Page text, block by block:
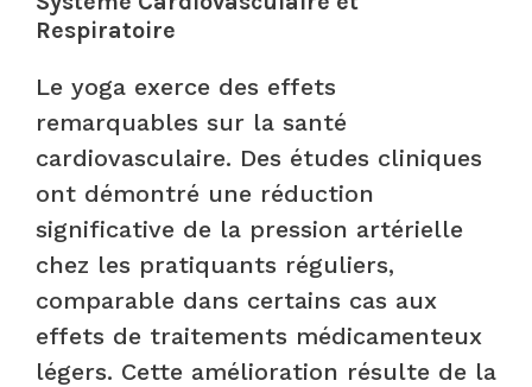
Respiratoire
Le yoga exerce des effets
remarquables sur la santé
cardiovasculaire. Des études cliniques
ont démontré une réduction
significative de la pression artérielle
chez les pratiquants réguliers,
comparable dans certains cas aux
effets de traitements médicamenteux
légers. Cette amélioration résulte de la